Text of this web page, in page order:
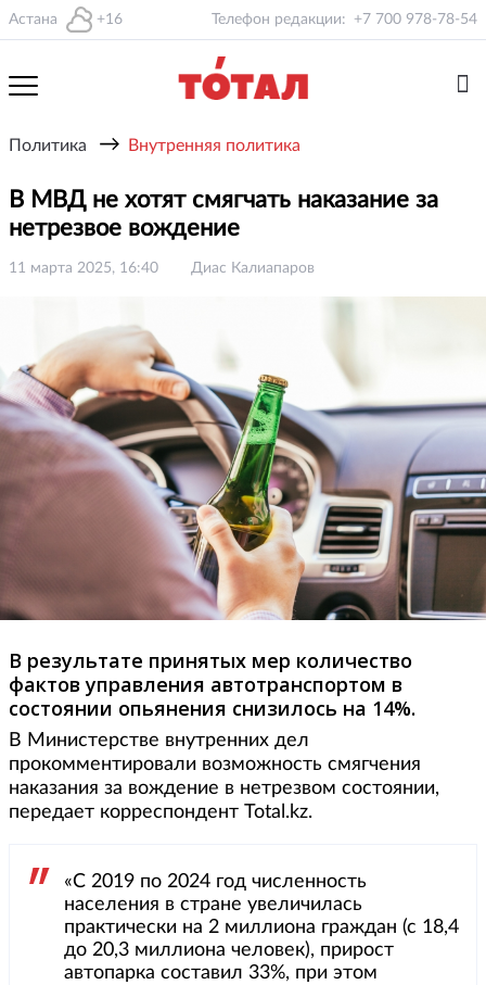
Астана +16 Телефон редакции: +7 700 978-78-54
Политика → Внутренняя политика
В МВД не хотят смягчать наказание за
нетрезвое вождение
11 марта 2025, 16:40 Диас Калиапаров
В результате принятых мер количество
фактов управления автотранспортом в
состоянии опьянения снизилось на 14%.
В Министерстве внутренних дел
прокомментировали возможность смягчения
наказания за вождение в нетрезвом состоянии,
передает корреспондент Total.kz.
«С 2019 по 2024 год численность
населения в стране увеличилась
практически на 2 миллиона граждан (с 18,4
до 20,3 миллиона человек), прирост
автопарка составил 33%, при этом